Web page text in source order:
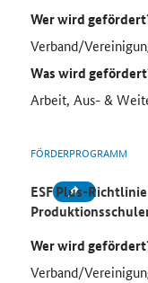
Wer wird
Verband/
Was wird
Arbeit, Aus- &
FÖRDERPROGRAMM
ESF Plus-
Wer wird
Verband/